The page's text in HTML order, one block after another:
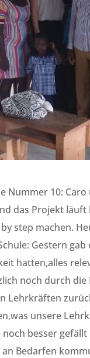
Nummer 10:
das Projekt
step machen.
Gestern
hatten,alles
noch durch
Lehrkräften
unsere
noch besser
Bedarfen